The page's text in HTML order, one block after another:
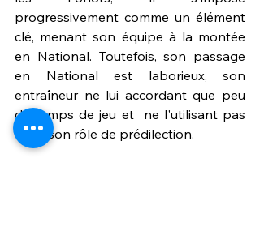
progressivement comme un élément
clé, menant son équipe à la montée
en National. Toutefois, son passage
en National est laborieux, son
entraîneur ne lui accordant que peu
de temps de jeu et  ne l'utilisant pas
dans son rôle de prédilection.